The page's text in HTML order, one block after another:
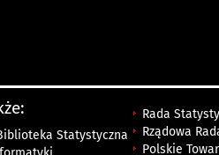
Statystyczna
Rada
Rządowa
Polskie